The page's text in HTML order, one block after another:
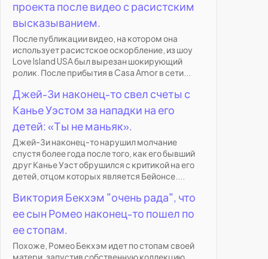
проекта после видео с расистским
высказыванием.
После публикации видео, на котором она
использует расистское оскорбление, из шоу
Love Island USA был вырезан шокирующий
ролик. После прибытия в Casa Amor в сети...
Джей-Зи наконец-то свел счеты с
Канье Уэстом за нападки на его
детей: «Ты не маньяк».
Джей-Зи наконец-то нарушил молчание
спустя более года после того, как его бывший
друг Канье Уэст обрушился с критикой на его
детей, отцом которых является Бейонсе....
Виктория Бекхэм "очень рада", что
ее сын Ромео наконец-то пошел по
ее стопам.
Похоже, Ромео Бекхэм идет по стопам своей
матери, запустив собственную коллекцию